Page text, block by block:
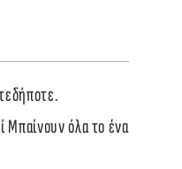
Μπαίνουν όλα το ένα